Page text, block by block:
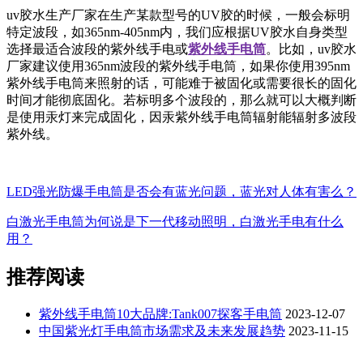
uv胶水生产厂家在生产某款型号的UV胶的时候，一般会标明
特定波段，如365nm-405nm内，我们应根据UV胶水自身类型
选择最适合波段的紫外线手电或紫外线手电筒。比如，uv胶水
厂家建议使用365nm波段的紫外线手电筒，如果你使用395nm
紫外线手电筒来照射的话，可能难于被固化或需要很长的固化
时间才能彻底固化。若标明多个波段的，那么就可以大概判断
是使用汞灯来完成固化，因汞紫外线手电筒辐射能辐射多波段
紫外线。
LED强光防爆手电筒是否会有蓝光问题，蓝光对人体有害么？
白激光手电筒为何说是下一代移动照明，白激光手电有什么
用？
推荐阅读
紫外线手电筒10大品牌:Tank007探客手电筒 2023-12-07
中国紫光灯手电筒市场需求及未来发展趋势 2023-11-15